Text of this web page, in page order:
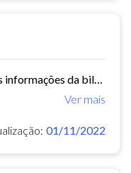
Ver mais
01/11/2022